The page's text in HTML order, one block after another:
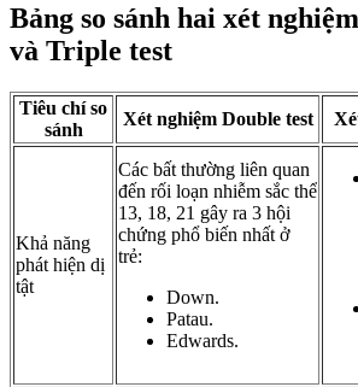
Bảng so sánh hai xét
và Triple test
Tiêu chí so
sánh
Xét nghiệm Double test
Khả năng
phát hiện dị
tật
Các bất thường liên quan
đến rối loạn nhiễm sắc thể
13, 18, 21 gây ra 3 hội
chứng phổ biến nhất ở
trẻ:
Down.
Patau.
Edwards.